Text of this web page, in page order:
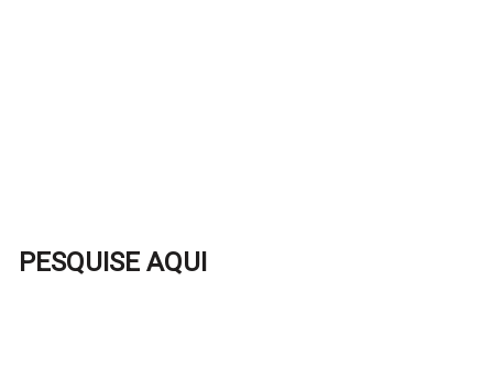
PESQUISE AQUI